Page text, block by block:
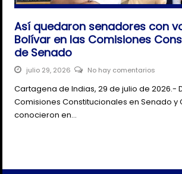
Así quedaron senadores con
Bolívar en las Comisiones
de Senado
julio 29, 2026 No hay comentarios
Cartagena de Indias, 29 de julio de 2026.-
Comisiones Constitucionales en Senado y
conocieron en…